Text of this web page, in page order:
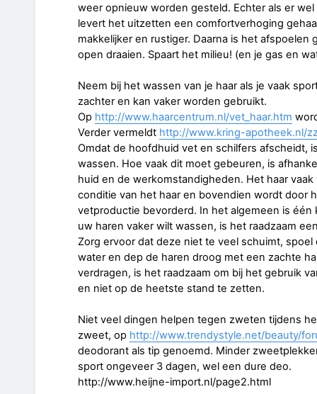
weer opnieuw worden gesteld. Echter als er
levert het uitzetten een comfortverhoging
makkelijker en rustiger. Daarna is het
open draaien. Spaart het milieu! (en je gas en
Neem bij het wassen van je haar als je vaak
zachter en kan vaker worden gebruikt.
Op http://www.haarcentrum.nl/vet_haar.htm
Verder vermeldt http://www.kring-apotheek.nl/
Omdat de hoofdhuid vet en schilfers afscheidt,
wassen. Hoe vaak dit moet gebeuren, is
huid en de werkomstandigheden. Het haar
conditie van het haar en bovendien wordt door
vetproductie bevorderd. In het algemeen is
uw haren vaker wilt wassen, is het raadzaam
Zorg ervoor dat deze niet te veel schuimt,
water en dep de haren droog met een zachte
verdragen, is het raadzaam om bij het gebruik
en niet op de heetste stand te zetten.
Niet veel dingen helpen tegen zweten tijdens
zweet, op http://www.trendystyle.net/beauty/
deodorant als tip genoemd. Minder
sport ongeveer 3 dagen, wel een dure deo.
http://www.heijne-import.nl/page2.html